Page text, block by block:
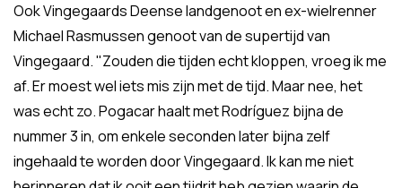
Ook Vingegaards Deense landgenoot en ex-wielrenner
Michael Rasmussen genoot van de supertijd van
Vingegaard. "Zouden die tijden echt kloppen, vroeg ik me
af. Er moest wel iets mis zijn met de tijd. Maar nee, het
was echt zo. Pogacar haalt met Rodríguez bijna de
nummer 3 in, om enkele seconden later bijna zelf
ingehaald te worden door Vingegaard. Ik kan me niet